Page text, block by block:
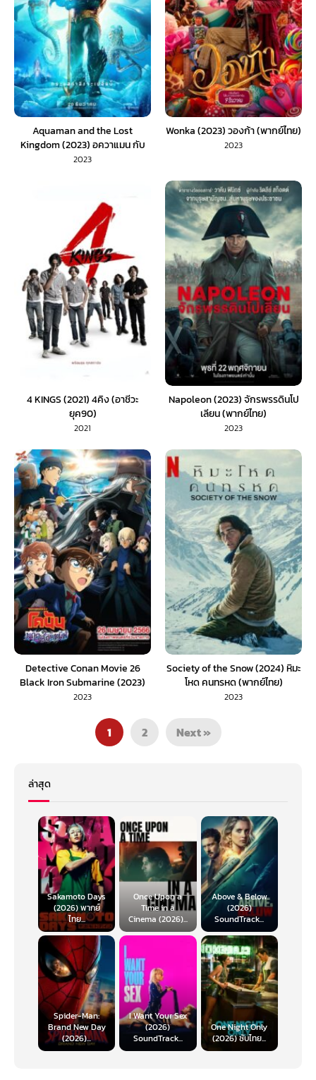
Aquaman and the Lost
Kingdom (2023) อควาแมน กับ
อาณาจักรสาบสูญ (พากย์ไทย)
2023
Wonka (2023) วองก้า (พากย์ไทย)
2023
4 KINGS (2021) 4คิง (อาชีวะ
ยุค90)
2021
Napoleon (2023) จักรพรรดินโป
เลียน (พากย์ไทย)
2023
Detective Conan Movie 26
Black Iron Submarine (2023)
ยอดนักสืบจิ๋วโคนัน เดอะมูฟวี่ 26
2023
Society of the Snow (2024) หิมะ
โหด คนทรหด (พากย์ไทย)
2023
1 2 Next »
ล่าสุด
Sakamoto Days
(2026) พากย์
ไทย...
Once Upon a
Time in a
Cinema (2026)...
Above & Below
(2026)
SoundTrack...
Spider-Man:
Brand New Day
(2026)...
I Want Your Sex
(2026)
SoundTrack...
One Night Only
(2026) ซับไทย...